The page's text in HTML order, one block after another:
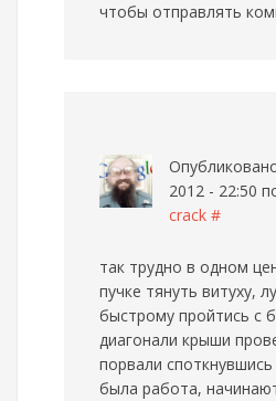
чтобы отправлять
2012 - 22:50
crack #
так трудно в одном
пучке тянуть витуху,
быстрому пройтись с
диагонали крыши
порвали
была работа,